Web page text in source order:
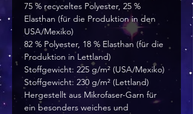
75 % recyceltes Polyester, 25 %
Elasthan (für die Produktion in den
USA/Mexiko)
82 % Polyester, 18 % Elasthan (für die
Produktion in Lettland)
Stoffgewicht: 225 g/m² (USA/Mexiko)
Stoffgewicht: 230 g/m² (Lettland)
Hergestellt aus Mikrofaser-Garn für
ein besonders weiches und